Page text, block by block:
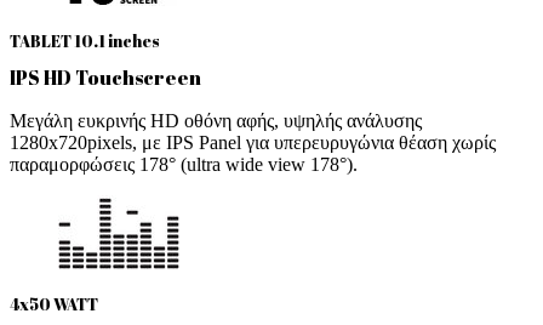
TABLET 10.1 inches
IPS HD Touchscreen
Μεγάλη ευκρινής HD οθόνη αφής, υψηλής ανάλυσης
1280x720pixels, με IPS Panel για υπερευρυγώνια θέαση χωρίς
παραμορφώσεις 178° (ultra wide view 178°).
4x50 WATT